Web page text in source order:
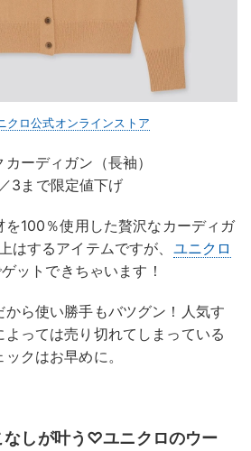
クロ公式オンラインストア
ーディガン（長袖）
3まで限定値下げ
100％使用した贅沢なカーディガ
はするアイテムですが、 ユニクロ
ットできちゃいます！
から使い勝手もバツグン！人気す
よっては売り切れてしまっている
クはお早めに。
なしが叶う♡ユニクロのウー